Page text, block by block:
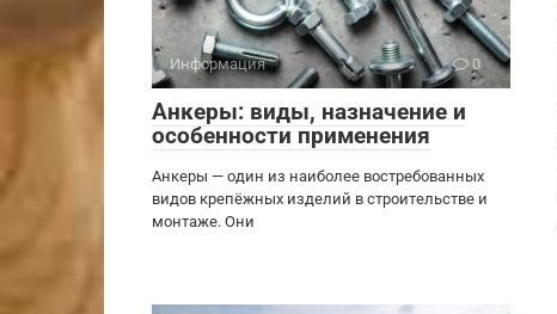
Информация 0
Анкеры: виды, назначение и
особенности применения
Анкеры — один из наиболее востребованных
видов крепёжных изделий в строительстве и
монтаже. Они